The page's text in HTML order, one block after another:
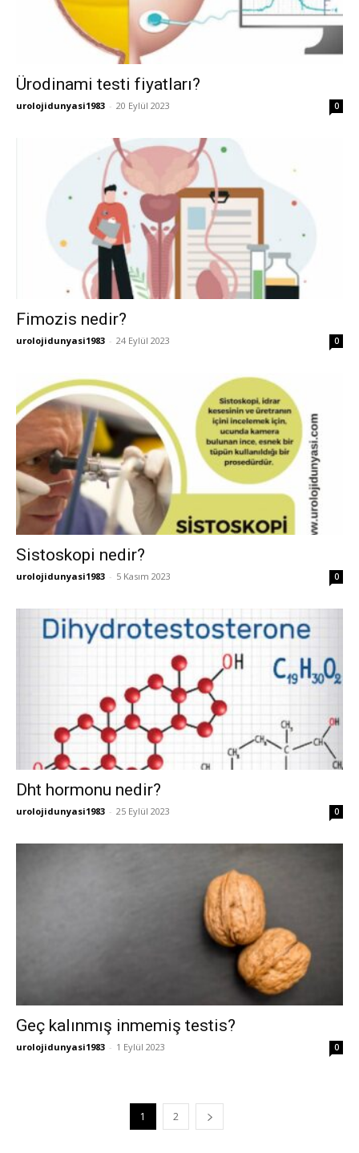
Ürodinami testi fiyatları?
urolojidunyasi1983 - 20 Eylül 2023 0
Fimozis nedir?
urolojidunyasi1983 - 24 Eylül 2023 0
Sistoskopi nedir?
urolojidunyasi1983 - 5 Kasım 2023 0
Dht hormonu nedir?
urolojidunyasi1983 - 25 Eylül 2023 0
Geç kalınmış inmemiş testis?
urolojidunyasi1983 - 1 Eylül 2023 0
1 2